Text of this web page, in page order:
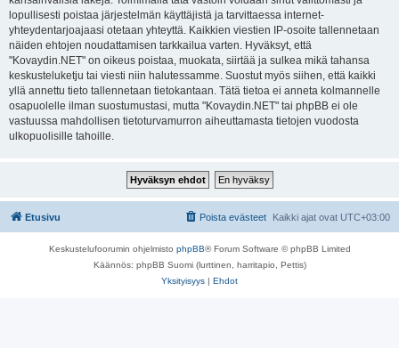
lopullisesti poistaa järjestelmän käyttäjistä ja tarvittaessa internet-
yhteydentarjoajaasi otetaan yhteyttä. Kaikkien viestien IP-osoite tallennetaan
näiden ehtojen noudattamisen tarkkailua varten. Hyväksyt, että
"Kovaydin.NET" on oikeus poistaa, muokata, siirtää ja sulkea mikä tahansa
keskusteluketju tai viesti niin halutessamme. Suostut myös siihen, että kaikki
yllä annettu tieto tallennetaan tietokantaan. Tätä tietoa ei anneta kolmannelle
osapuolelle ilman suostumustasi, mutta "Kovaydin.NET" tai phpBB ei ole
vastuussa mahdollisen tietoturvamurron aiheuttamasta tietojen vuodosta
ulkopuolisille tahoille.
Etusivu Kaikki ajat ovat UTC+03:00
Poista evästeet
Keskustelufoorumin ohjelmisto phpBB® Forum Software © phpBB Limited
Käännös: phpBB Suomi (lurttinen, harritapio, Pettis)
Yksityisyys | Ehdot